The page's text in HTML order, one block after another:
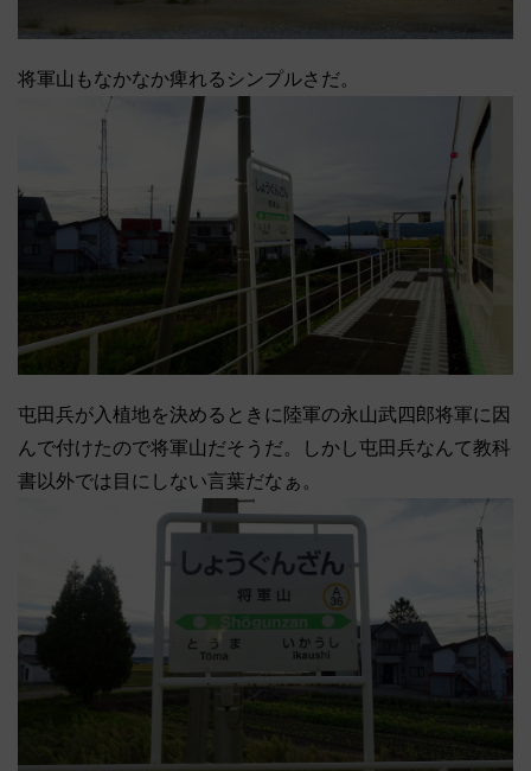
将軍山もなかなか痺れるシンプルさだ。
屯田兵が入植地を決めるときに陸軍の永山武四郎将軍に因
んで付けたので将軍山だそうだ。しかし屯田兵なんて教科
書以外では目にしない言葉だなぁ。